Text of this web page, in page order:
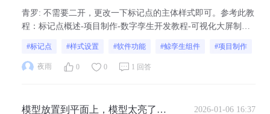
件，比如标注，那个标注是它会随
以支持二次开发吗？
青罗: 不需要二开，更改一下标记点的主体样式即可。参考此教
程：标记点概述-项目制作-数字孪生开发教程-可视化大屏制作
#标记点 #样式设置 #软件功能 #鲸孪生组件 #项目制作
夜雨 0 0 1 回答
模型放置到平面上，模型太亮了。 2026-01-06 16:37